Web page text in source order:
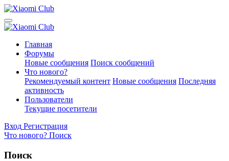
Главная
Форумы
Новые сообщения Поиск сообщений
Что нового?
Рекомендуемый контент Новые сообщения Последняя
активность
Пользователи
Текущие посетители
Вход Регистрация
Что нового? Поиск
Поиск